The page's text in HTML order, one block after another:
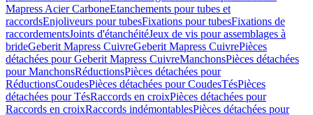
Mapress Acier CarboneEtanchements pour tubes et
raccordsEnjoliveurs pour tubesFixations pour tubesFixations de
raccordementsJoints d'étanchéitéJeux de vis pour assemblages à
brideGeberit Mapress CuivreGeberit Mapress CuivrePièces
détachées pour Geberit Mapress CuivreManchonsPièces détachées
pour ManchonsRéductionsPièces détachées pour
RéductionsCoudesPièces détachées pour CoudesTésPièces
détachées pour TésRaccords en croixPièces détachées pour
Raccords en croixRaccords indémontablesPièces détachées pour